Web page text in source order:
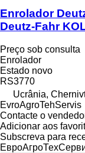
Enrolador
Deutz-Fahr
Preço sob consulta
Enrolador
Estado novo
RS3770
Ucrânia,
EvroAgroTehServis
Contacte o
Adicionar aos
Subscreva para